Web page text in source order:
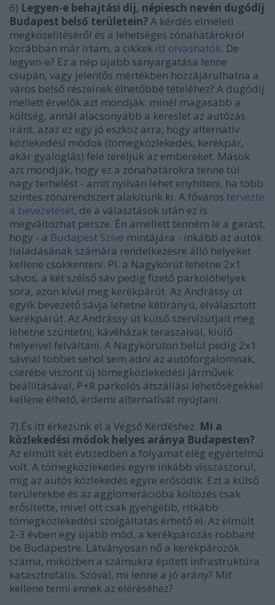
6) Legyen-e behajtási díj, népiesch nevén dugódíj
Budapest belső területein?A kérdés elméleti
megközelítéséről és a lehetséges zónahatárokról
korábban már írtam, a cikkek itt olvashatók. De
legyen-e? Ez a nép újabb sanyargatása lenne
csupán, vagy jelentős mértékben hozzájárulhatna a
város belső részeinek élhetőbbé tételéhez? A dugódíj
mellett érvelők azt mondják: minél magasabb a
költség, annál alacsonyabb a kereslet az autózás
iránt, azaz ez egy jó eszköz arra, hogy alternatív
közlekedési módok (tömegközlekedés, kerékpár,
akár gyaloglás) felé tereljük az embereket. Mások
azt mondják, hogy ez a zónahatárokra tenne túl
nagy terhelést - amit nyilván lehet enyhíteni, ha több
szintes zónarendszert alakítunk ki. A főváros tervezte
a bevezetését, de a választások után ez is
megváltozhat persze. Én amellett tenném le a garast,
hogy - a Budapest Szíve mintájára - inkább az autók
haladásának számára rendelkezésre álló helyeket
kellene csökkenteni. Pl. a Nagykörút lehetne 2x1
sávos, a két szélső sáv pedig fizető parkolóhelyek
sora, azon kívül meg kerékpárút. Az Andrássy út
egyik bevezető sávja lehetne kétirányú, elválasztott
kerékpárút. Az Andrássy út külső szervízútjait meg
lehetne szüntetni, kávéházak teraszaival, kiülő
helyeivel felváltani. A Nagykörúton belül pedig 2x1
sávnál többet sehol sem adni az autóforgalomnak,
cserébe viszont új tömegközlekedési járművek
beállításával, P+R parkolós átszállási lehetőségekkel
kellene élhető, érdemi alternatívát nyújtani.
7) És itt érkezünk el a Végső Kérdéshez. Mi a
közlekedési módok helyes aránya Budapesten?
Az elmúlt két évtizedben a folyamat elég egyértelmű
volt. A tömegközlekedés egyre inkább visszaszorul,
míg az autós közlekedés egyre erősödik. Ezt a külső
területekbe és az agglomerációba költözés csak
erősítette, mivel ott csak gyengébb, ritkább
tömegközlekedési szolgáltatás érhető el. Az elmúlt
2-3 évben egy újabb mód, a kerékpározás robbant
be Budapestre. Látványosan nő a kerékpározók
száma, miközben a számukra épített infrastruktúra
katasztrofális. Szóval, mi lenne a jó arány? Mit
kellene tenni ennek az eléréséhez?